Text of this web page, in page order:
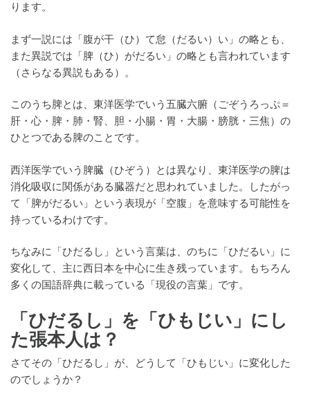
ります。
まず一説には「腹が干（ひ）て怠（だるい）い」の略とも、
また異説では「脾（ひ）がだるい」の略とも言われています
（さらなる異説もある）。
このうち脾とは、東洋医学でいう五臓六腑（ごぞうろっぷ＝
肝・心・脾・肺・腎、胆・小腸・胃・大腸・膀胱・三焦）の
ひとつである脾のことです。
西洋医学でいう脾臓（ひぞう）とは異なり、東洋医学の脾は
消化吸収に関係がある臓器だと思われていました。したがっ
て「脾がだるい」という表現が「空腹」を意味する可能性を
持っているわけです。
ちなみに「ひだるし」という言葉は、のちに「ひだるい」に
変化して、主に西日本を中心に生き残っています。もちろん
多くの国語辞典に載っている「現役の言葉」です。
「ひだるし」を「ひもじい」にし
た張本人は？
さてその「ひだるし」が、どうして「ひもじい」に変化した
のでしょうか？